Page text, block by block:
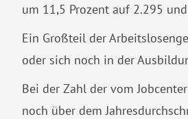
um 11,5 Prozent auf 2.295
Ein Großteil der
oder sich noch in der
Bei der Zahl der vom
noch über dem